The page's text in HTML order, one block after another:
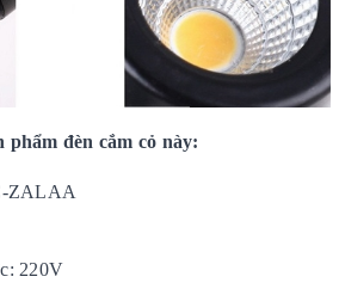
phẩm đèn cắm cỏ này:
ZALAA
220V